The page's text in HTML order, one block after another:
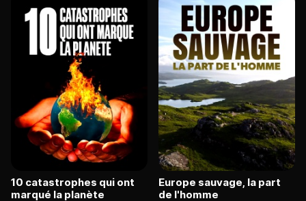
10 catastrophes qui ont
marqué la planète
Europe sauvage, la part
de l'homme